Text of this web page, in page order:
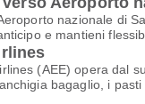
nazionale di
e mantieni
(AEE) opera dal
bagaglio, i